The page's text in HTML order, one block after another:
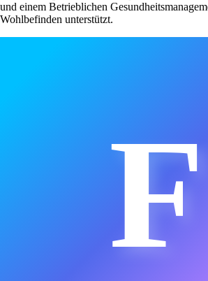
und einem Betrieblichen
Wohlbefinden unterstützt.
F